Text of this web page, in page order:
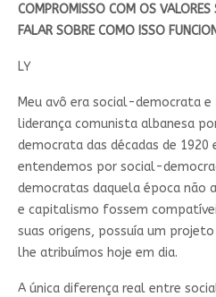
COMPROMISSO COM OS VALORES
FALAR SOBRE COMO ISSO
LY
Meu avô era social-democrata
liderança comunista albanesa
democrata das décadas de
entendemos por social-
democratas daquela época não
e capitalismo fossem
suas origens, possuía um
lhe atribuímos hoje em dia.
A única diferença real entre